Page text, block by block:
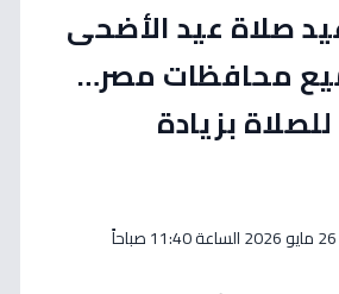
صلاة عيد الأضحى
جميع محافظات مصر…
للصلاة بزيادة
26 مايو 2026 الساعة 11:40 صباحاً